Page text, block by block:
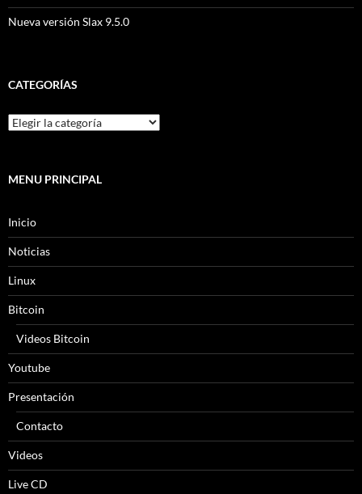
Nueva versión Slax 9.5.0
CATEGORÍAS
MENU PRINCIPAL
Inicio
Noticias
Linux
Bitcoin
Videos Bitcoin
Youtube
Presentación
Contacto
Videos
Live CD